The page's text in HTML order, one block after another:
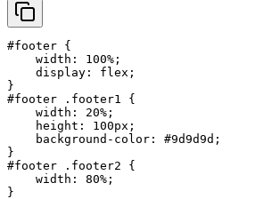
#footer {
width : 100% ;
display : flex;
#footer
.footer1
{
width : 20% ;
height : 100px ;
background-color : #9d9d9d ;
#footer
.footer2 {
width : 80% ;